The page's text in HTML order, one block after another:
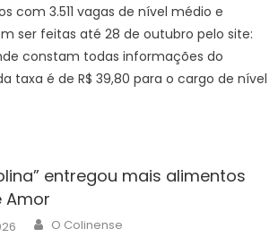
com 3.511 vagas de nível médio e
ser feitas até 28 de outubro pelo site:
constam todas informações do
taxa é de R$ 39,80 para o cargo de nível
entregou mais alimentos
Amor
Author
O Colinense